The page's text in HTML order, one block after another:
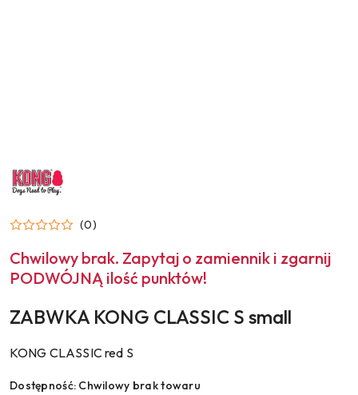
PRODUCENTA:
KONG
(0)
Chwilowy brak. Zapytaj o zamiennik i zgarnij
PODWÓJNĄ ilość punktów!
ZABWKA KONG CLASSIC S small
KONG CLASSIC red S
Dostępność: Chwilowy brak towaru